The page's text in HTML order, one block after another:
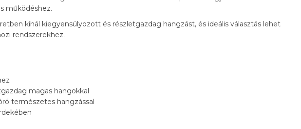
működéshez.
kínál kiegyensúlyozott és részletgazdag hangzást, és ideális választás lehet
rendszerekhez.
magas hangokkal
természetes hangzással